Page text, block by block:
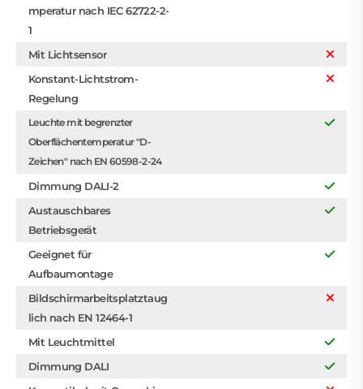
mperatur nach IEC 62722-2-
1
Mit Lichtsensor
Konstant-Lichtstrom-
Regelung
Leuchte mit begrenzter
Oberflächentemperatur "D-
Zeichen" nach EN 60598-2-24
Dimmung DALI-2
Austauschbares
Betriebsgerät
Geeignet für
Aufbaumontage
Bildschirmarbeitsplatztaug
lich nach EN 12464-1
Mit Leuchtmittel
Dimmung DALI